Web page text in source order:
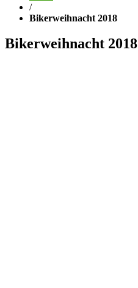
/
Bikerweihnacht 2018
Bikerweihnacht 2018